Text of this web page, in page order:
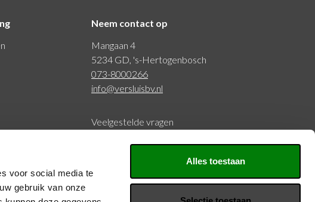
voor social media te
gebruik van onze
Alles toestaan
Neem contact op
Mangaan 4
5234 GD, 's-Hertogenbosch
073-8000266
info@versluisbv.nl
Veelgestelde vragen
KVK: 20126429